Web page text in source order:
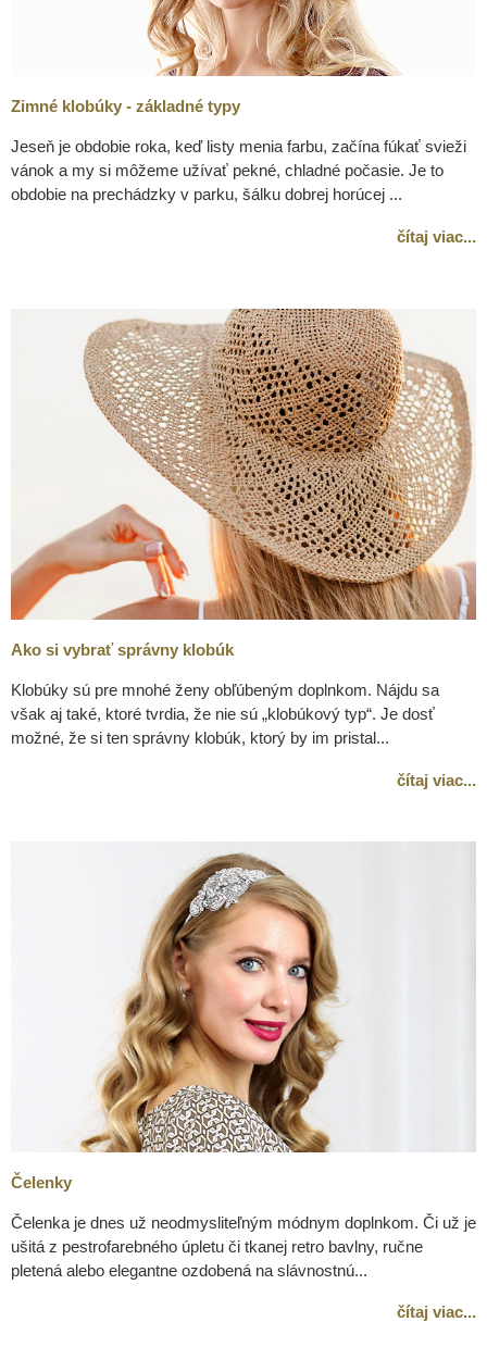
Zimné klobúky - základné typy
Jeseň je obdobie roka, keď listy menia farbu, začína fúkať svieži
vánok a my si môžeme užívať pekné, chladné počasie. Je to
obdobie na prechádzky v parku, šálku dobrej horúcej ...
čítaj viac...
Ako si vybrať správny klobúk
Klobúky sú pre mnohé ženy obľúbeným doplnkom. Nájdu sa
však aj také, ktoré tvrdia, že nie sú „klobúkový typ“. Je dosť
možné, že si ten správny klobúk, ktorý by im pristal...
čítaj viac...
Čelenky
Čelenka je dnes už neodmysliteľným módnym doplnkom. Či už je
ušitá z pestrofarebného úpletu či tkanej retro bavlny, ručne
pletená alebo elegantne ozdobená na slávnostnú...
čítaj viac...